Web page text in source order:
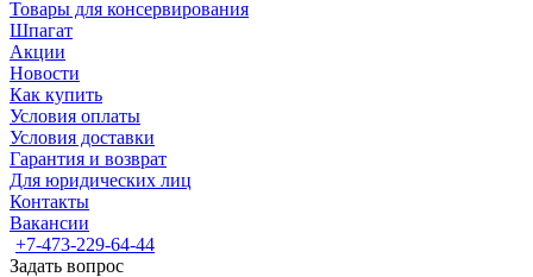
Товары для консервирования
Шпагат
Акции
Новости
Как купить
Условия оплаты
Условия доставки
Гарантия и возврат
Для юридических лиц
Контакты
Вакансии
+7-473-229-64-44
Задать вопрос